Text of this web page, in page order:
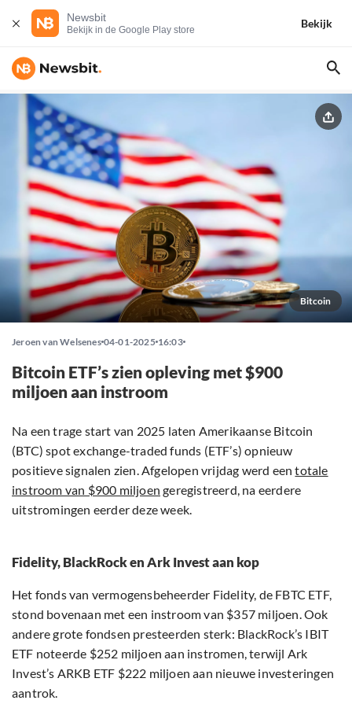
Newsbit
Bekijk in de Google Play store
Bekijk
Bitcoin
Jeroen van Welsenes 04-01-2025 16:03
Bitcoin ETF’s zien opleving met $900
miljoen aan instroom
Na een trage start van 2025 laten Amerikaanse Bitcoin
(BTC) spot exchange-traded funds (ETF’s) opnieuw
positieve signalen zien. Afgelopen vrijdag werd eentotale
instroom van $900 miljoen geregistreerd, na eerdere
uitstromingen eerder deze week.
Fidelity, BlackRock en Ark Invest aan kop
Het fonds van vermogensbeheerder Fidelity, de FBTC ETF,
stond bovenaan met een instroom van $357 miljoen. Ook
andere grote fondsen presteerden sterk: BlackRock’s IBIT
ETF noteerde $252 miljoen aan instromen, terwijl Ark
Invest’s ARKB ETF $222 miljoen aan nieuwe investeringen
aantrok.